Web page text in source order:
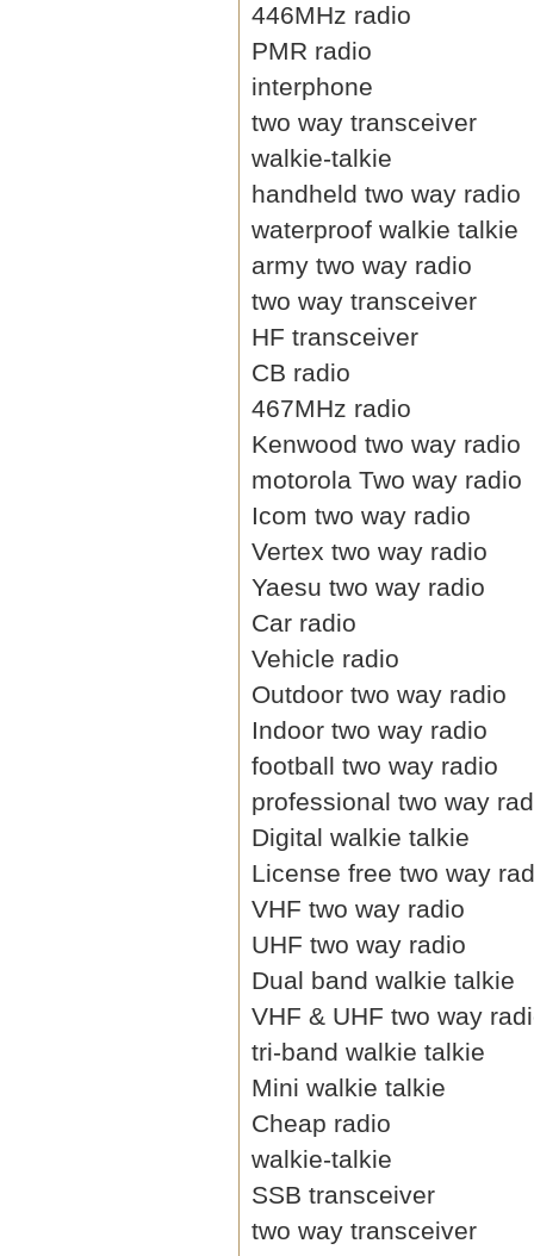
446MHz radio
PMR radio
interphone
two way transceiver
walkie-talkie
handheld two way radio
waterproof walkie talkie
army two way radio
two way transceiver
HF transceiver
CB radio
467MHz radio
Kenwood two way radio
motorola Two way radio
Icom two way radio
Vertex two way radio
Yaesu two way radio
Car radio
Vehicle radio
Outdoor two way radio
Indoor two way radio
football two way radio
professional two way
Digital walkie talkie
License free two way
VHF two way radio
UHF two way radio
Dual band walkie talkie
VHF & UHF two way
tri-band walkie talkie
Mini walkie talkie
Cheap radio
walkie-talkie
SSB transceiver
two way transceiver